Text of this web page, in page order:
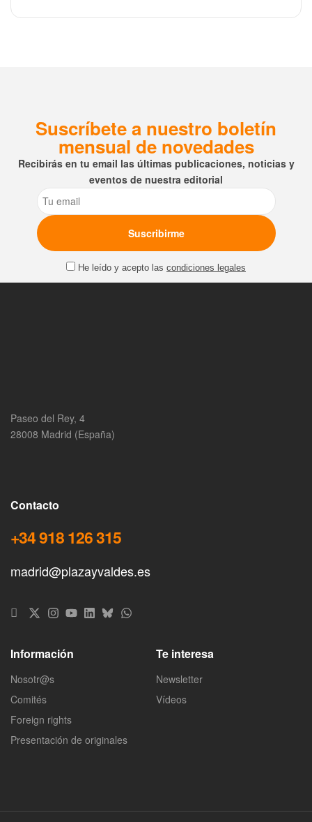
Suscríbete a nuestro boletín
mensual de novedades
Recibirás en tu email las últimas publicaciones, noticias y
eventos de nuestra editorial
Email
He leído y acepto las condiciones legales
Paseo del Rey, 4
28008 Madrid (España)
Contacto
+34 918 126 315
madrid@plazayvaldes.es
Información
Nosotr@s
Comités
Foreign rights
Presentación de originales
Te interesa
Newsletter
Vídeos